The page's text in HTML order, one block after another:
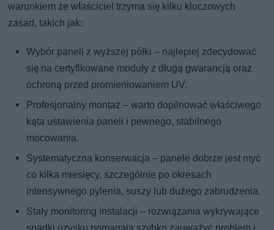
warunkiem że właściciel trzyma się kilku kluczowych
zasad, takich jak:
Wybór paneli z wyższej półki – najlepiej zdecydować
się na certyfikowane moduły z długą gwarancją oraz
ochroną przed promieniowaniem UV.
Profesjonalny montaż – warto dopilnować właściwego
kąta ustawienia paneli i pewnego, stabilnego
mocowania.
Systematyczna konserwacja – panele dobrze jest myć
co kilka miesięcy, szczególnie po okresach
intensywnego pylenia, suszy lub dużego zabrudzenia.
Stały monitoring instalacji – rozwiązania wykrywające